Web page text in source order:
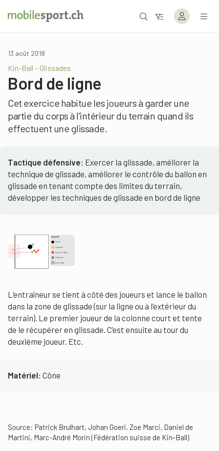
13 août 2018
Kin-Ball – Glissades
Bord de ligne
Cet exercice habitue les joueurs à garder une
partie du corps à l’intérieur du terrain quand ils
effectuent une glissade.
Tactique défensive: Exercer la glissade, améliorer la
technique de glissade, améliorer le contrôle du ballon en
glissade en tenant compte des limites du terrain,
développer les techniques de glissade en bord de ligne
L’entraîneur se tient à côté des joueurs et lance le ballon
dans la zone de glissade (sur la ligne ou à l’extérieur du
terrain). Le premier joueur de la colonne court et tente
de le récupérer en glissade. C’est ensuite au tour du
deuxième joueur. Etc.
Matériel: Cône
Source: Patrick Brulhart, Johan Goeri, Zoe Marci, Daniel de
Martini, Marc-André Morin (Fédération suisse de Kin-Ball)